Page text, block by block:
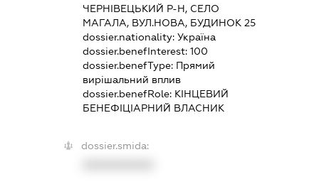
ЧЕРНІВЕЦЬКИЙ Р-Н, СЕЛО
МАГАЛА, ВУЛ.НОВА, БУДИНОК 25
dossier.nationality:Україна
dossier.benefInterest:100
dossier.benefType: Прямий
вирішальний вплив
dossier.benefRole: КІНЦЕВИЙ
БЕНЕФІЦІАРНИЙ ВЛАСНИК
dossier.smida: